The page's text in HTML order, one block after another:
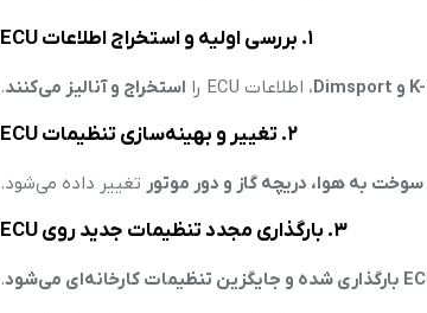
۱. بررسی اولیه و استخراج اطلاعات ECU
، اطلاعات ECU را استخراج و آنالیز می‌کنند.
۲. تغییر و بهینه‌سازی تنظیمات ECU
به هوا، دریچه گاز و دور موتور تغییر داده می‌شود.
۳. بارگذاری مجدد تنظیمات جدید روی ECU
.